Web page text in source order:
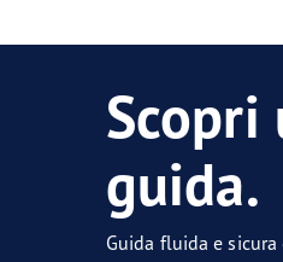
guida.
Guida fluida e